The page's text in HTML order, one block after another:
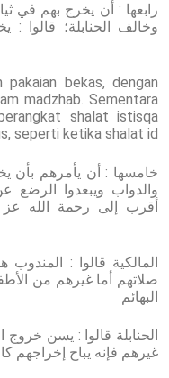
رابعها : أن يخرج بهم في
وخالف الحنابلة؛ قالوا :
pakaian bekas, dengan
madzhab. Sementara
shalat istisqa
seperti ketika shalat id.
خامسها : أن يأمرهم بأن
والدواب ويبعدوا الرضع
أقرب إلى رحمة الله
المالكية قالوا :
صلاتهم أما غيرهم من
البهائم
الحنابلة قالوا : يسن خروج
غيرهم فإنه يباح إخراجهم